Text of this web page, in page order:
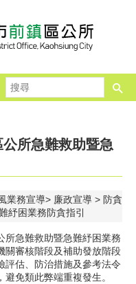
尋
所急難救助暨急
業務宣導 廉政宣導
防貪
紓困業務防貪指引
所急難救助暨急難紓困業務
關審核階段及補助發放階段
評估、防治措施及參考法令
免類此弊端重複發生。